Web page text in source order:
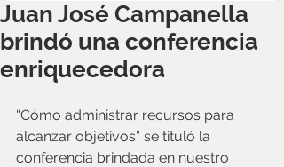
Juan José Campanella
brindó una conferencia
enriquecedora
“Cómo administrar recursos para
alcanzar objetivos” se tituló la
conferencia brindada en nuestro